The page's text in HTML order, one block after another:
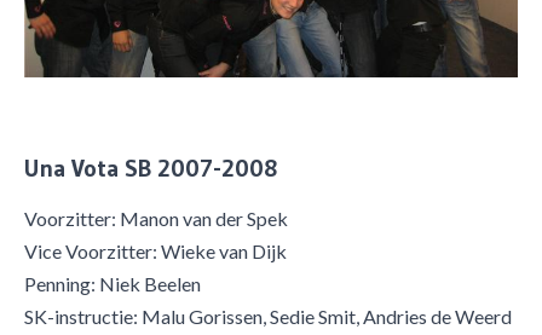
Una Vota SB 2007-2008
Voorzitter: Manon van der Spek
Vice Voorzitter: Wieke van Dijk
Penning: Niek Beelen
SK-instructie: Malu Gorissen, Sedie Smit, Andries de Weerd